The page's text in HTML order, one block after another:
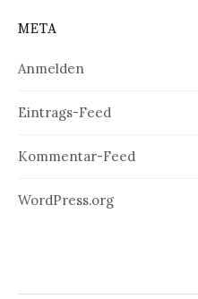
META
Anmelden
Eintrags-Feed
Kommentar-Feed
WordPress.org